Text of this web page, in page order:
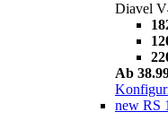
Diavel
Ab
new RS